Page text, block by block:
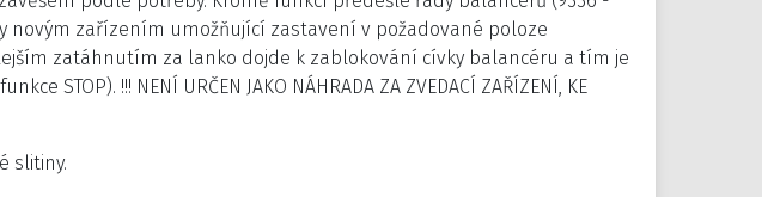
novým zařízením umožňující zastavení v požadované poloze
zatáhnutím za lanko dojde k zablokování cívky balancéru a tím je
STOP). !!! NENÍ URČEN JAKO NÁHRADA ZA ZVEDACÍ ZAŘÍZENÍ, KE
slitiny.